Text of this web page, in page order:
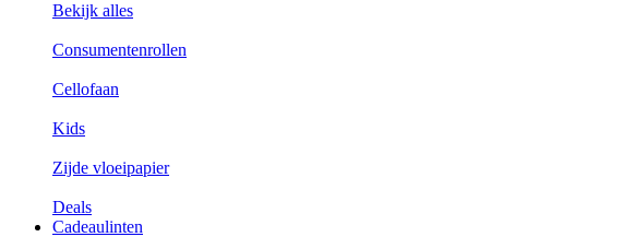
Bekijk alles
Consumentenrollen
Cellofaan
Kids
Zijde vloeipapier
Deals
Cadeaulinten